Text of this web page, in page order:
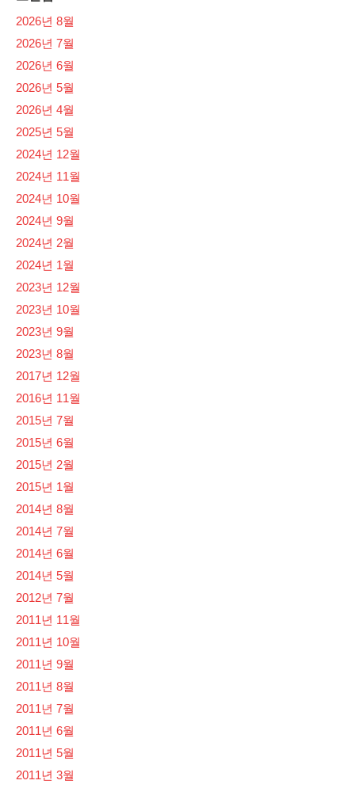
2026년 8월
2026년 7월
2026년 6월
2026년 5월
2026년 4월
2025년 5월
2024년 12월
2024년 11월
2024년 10월
2024년 9월
2024년 2월
2024년 1월
2023년 12월
2023년 10월
2023년 9월
2023년 8월
2017년 12월
2016년 11월
2015년 7월
2015년 6월
2015년 2월
2015년 1월
2014년 8월
2014년 7월
2014년 6월
2014년 5월
2012년 7월
2011년 11월
2011년 10월
2011년 9월
2011년 8월
2011년 7월
2011년 6월
2011년 5월
2011년 3월